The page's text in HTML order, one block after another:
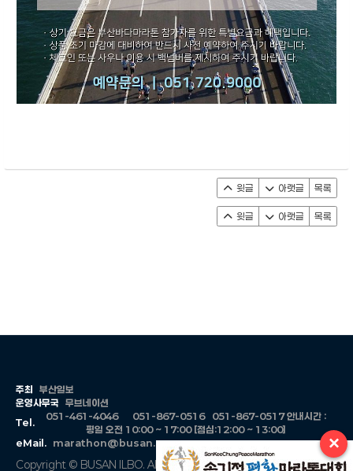
윗글 아랫글 목록
윗글 아랫글 목록
주최
부산일보
운영사무국
무브네이션
Tel.
051-461-4046 051-867-0516 051-867-0517안내시간 :
평일 오전 10:00 ~ 17:00 [점심:12:00 ~ 13:00]
eMail.
marathon@busan.com
Copyright © BUSAN ILBO. All Rights Reserved.
×